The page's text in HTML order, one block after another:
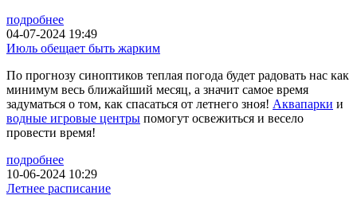
подробнее
04-07-2024 19:49
Июль обещает быть жарким
По прогнозу синоптиков теплая погода будет радовать нас как
минимум весь ближайший месяц, а значит самое время
задуматься о том, как спасаться от летнего зноя! Аквапарки и
водные игровые центры помогут освежиться и весело
провести время!
подробнее
10-06-2024 10:29
Летнее расписание